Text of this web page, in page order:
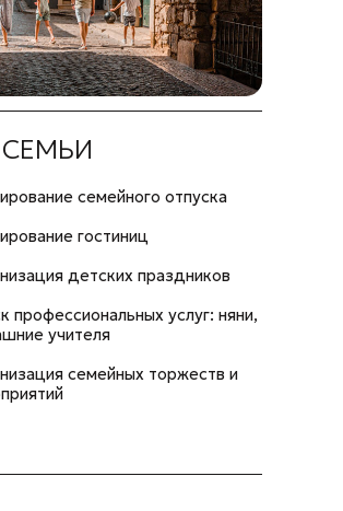
семейного отпуска
гостиниц
детских праздников
профессиональных услуг: няни,
учителя
семейных торжеств и